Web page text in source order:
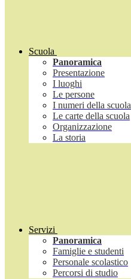
Scuola
Panoramica
Presentazione
I luoghi
Le persone
I numeri della scuola
Le carte della scuola
Organizzazione
La storia
Servizi
Panoramica
Famiglie e studenti
Personale scolastico
Percorsi di studio